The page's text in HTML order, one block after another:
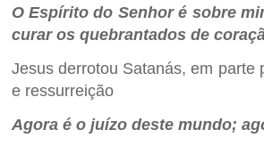
O Espírito do Senhor é sobre
curar os quebrantados de
Jesus derrotou Satanás, em parte
e ressurreição
Agora é o juízo deste mundo;